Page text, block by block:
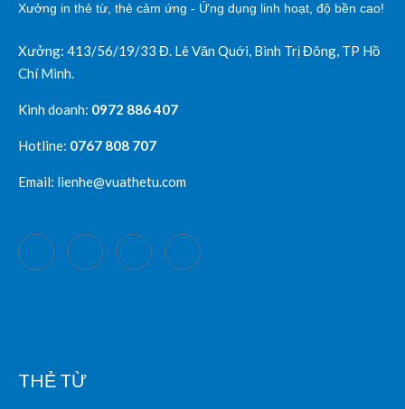
Xưởng in thẻ từ, thẻ cảm ứng - Ứng dụng linh hoạt, độ bền cao!
Xưởng: 413/56/19/33 Đ. Lê Văn Quới, Bình Trị Đông, TP Hồ
Chí Minh.
Kinh doanh: 0972 886 407
Hotline: 0767 808 707
Email: lienhe@vuathetu.com
THẺ TỪ